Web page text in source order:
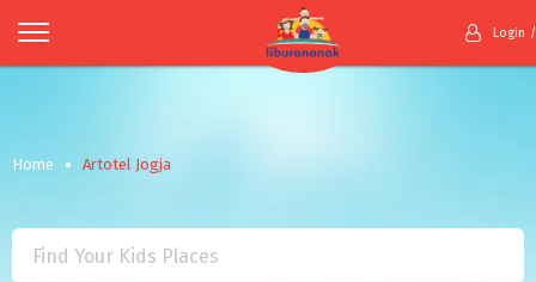
Login
Home Artotel Jogja